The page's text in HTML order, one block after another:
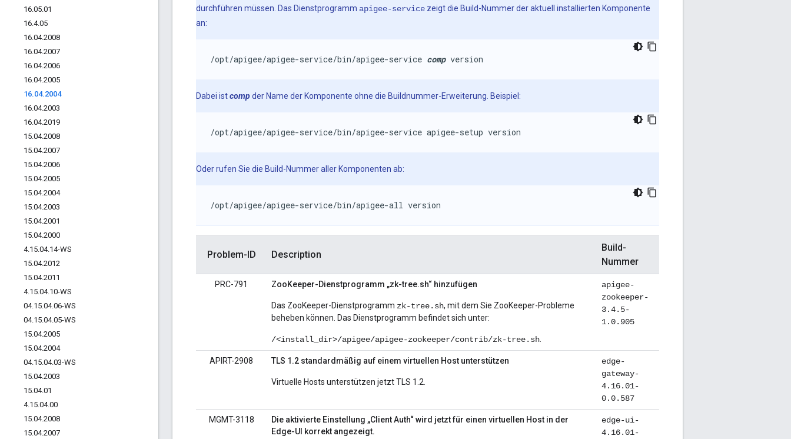
16.05.01
16.4.05
16.04.2008
16.04.2007
16.04.2006
16.04.2005
16.04.2004
16.04.2003
16.04.2019
15.04.2008
15.04.2007
15.04.2006
15.04.2005
15.04.2004
15.04.2003
15.04.2001
15.04.2000
4.15.04.14-WS
15.04.2012
15.04.2011
4.15.04.10-WS
04.15.04.06-WS
04.15.04.05-WS
15.04.2005
15.04.2004
04.15.04.03-WS
15.04.2003
15.04.01
4.15.04.00
15.04.2008
15.04.2007
durchführen müssen. Das Dienstprogramm apigee-service zeigt die Build-Nummer der aktuell installierten Komponente
an:
/opt/apigee/apigee-service/bin/apigee-service comp version
Dabei istcompder Name der Komponente ohne die Buildnummer-Erweiterung. Beispiel:
/opt/apigee/apigee-service/bin/apigee-service apigee-setup version
Oder rufen Sie die Build-Nummer aller Komponenten ab:
/opt/apigee/apigee-service/bin/apigee-all version
Problem-ID Description
Build-
Nummer
PRC-791 ZooKeeper-Dienstprogramm „zk-tree.sh“ hinzufügen
Das ZooKeeper-Dienstprogramm zk-tree.sh, mit dem Sie ZooKeeper-Probleme
beheben können. Das Dienstprogramm befindet sich unter:
/<install_dir>/apigee/apigee-zookeeper/contrib/zk-tree.sh
apigee-
zookeeper-
3.4.5-
1.0.905
APIRT-2908 TLS 1.2 standardmäßig auf einem virtuellen Host unterstützen
Virtuelle Hosts unterstützen jetzt TLS 1.2.
edge-
gateway-
4.16.01-
0.0.587
MGMT-3118
Die aktivierte Einstellung „Client Auth“ wird jetzt für einen virtuellen Host in der
Edge-UI korrekt angezeigt.
edge-ui-
4.16.01-